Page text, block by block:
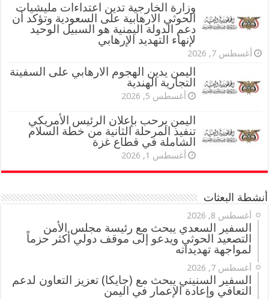
وزارة الخارجية تدين اعتداءات مليشيات
الحوثي الارهابية على السعودية وتؤكد أن
دعم الدولة اليمنية هو السبيل الوحيد
لإنهاء التهديد الإرهابي
أغسطس 7, 2026
اليمن يدين الهجوم الارهابي على السفينة
التجارية الهندية
أغسطس 5, 2026
اليمن يرحب بإعلان الرئيس الأمريكي
تنفيذ المرحلة الثانية من خطة السلام
الشاملة في قطاع غزة
أغسطس 1, 2026
أنشطة البعثات
أغسطس 8, 2026
السفير السعدي يبحث مع رئيسة مجلس الأمن
التصعيد الحوثي ويدعو إلى موقف دولي أكثر حزماً
لمواجهة تهديداته
أغسطس 7, 2026
السفير السنيني يبحث مع (جايكا) تعزيز التعاون لدعم
التعافي وإعادة الإعمار في اليمن